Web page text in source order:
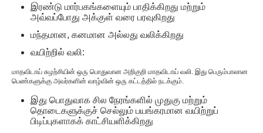
இரண்டு மார்பகங்களையும் பாதிக்கிறது மற்றும்
அவ்வப்போது அக்குள் வரை பரவுகிறது
மந்தமான, கனமான அல்லது வலிக்கிறது
வயிற்றில் வலி:
மாதவிடாய் சுழற்சியின் ஒரு பொதுவான அறிகுறி மாதவிடாய் வலி. இது பெரும்பாலான
பெண்களுக்கு அவர்களின் வாழ்வின் ஒரு கட்டத்தில் நடக்கும்.
இது பொதுவாக சில நேரங்களில் முதுகு மற்றும்
தொடைகளுக்குச் செல்லும் பயங்கரமான வயிற்றுப்
பிடிப்புகளாகக் காட்சியளிக்கிறது